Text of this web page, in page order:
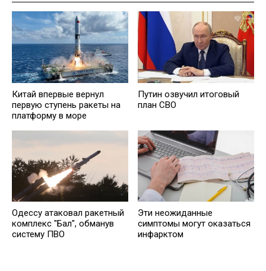
Китай впервые вернул
первую ступень ракеты на
платформу в море
Путин озвучил итоговый
план СВО
Одессу атаковал ракетный
комплекс "Бал", обманув
систему ПВО
Эти неожиданные
симптомы могут оказаться
инфарктом